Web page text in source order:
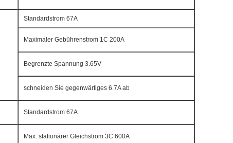
Standardstrom 67A
Maximaler Gebührenstrom 1C 200A
Begrenzte Spannung 3.65V
schneiden Sie gegenwärtiges 6.7A ab
Standardstrom 67A
Max. stationärer Gleichstrom 3C 600A